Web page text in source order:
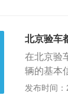
北京验车
在北京验
辆的基本
备好，需
发布时间